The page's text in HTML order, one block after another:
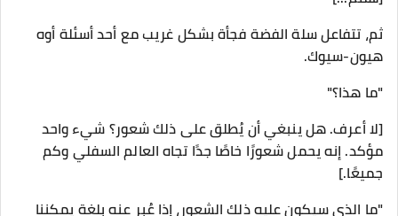
ثم، تتفاعل سلة الفضة فجأة بشكل غريب مع أحد أسئلة أوه
هيون-سيوك.
"ما هذا؟"
[لا أعرف. هل ينبغي أن يُطلق على ذلك شعور؟ شيء واحد
مؤكد. إنه يحمل شعورًا خاصًا جدًا تجاه العالم السفلي وكم
جميعًا.]
"ما الذي سيكون عليه ذلك الشعور، إذا عُبر عنه بلغة يمكننا